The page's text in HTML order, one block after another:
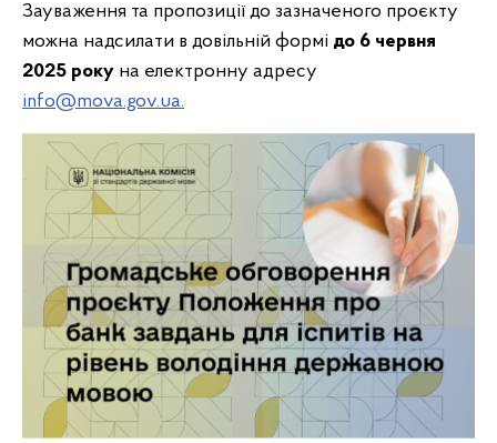
Зауваження та пропозиції до зазначеного проєкту
можна надсилати в довільній формі до 6 червня
2025 року на електронну адресу
info@mova.gov.ua.